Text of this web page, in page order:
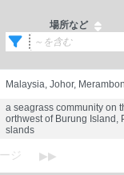
場所など
Malaysia, Johor,
a seagrass community on
orthwest of Burung Island,
slands